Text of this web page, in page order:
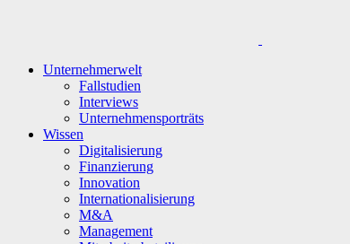
Unternehmerwelt
Fallstudien
Interviews
Unternehmensporträts
Wissen
Digitalisierung
Finanzierung
Innovation
Internationalisierung
M&A
Management